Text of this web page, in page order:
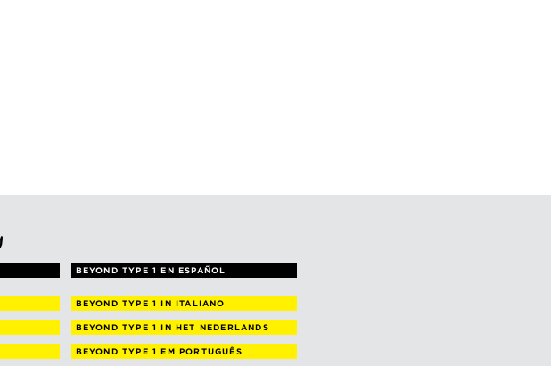
BEYOND TYPE 1 EN ESPAÑOL
BEYOND TYPE 1IN ITALIANO
BEYOND TYPE 1IN HET NEDERLANDS
BEYOND TYPE 1EM PORTUGUÊS